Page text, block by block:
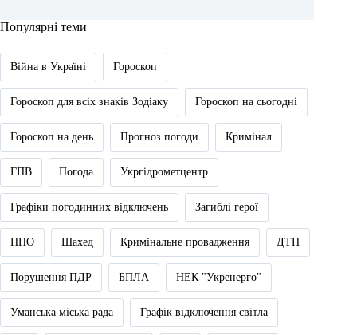
Популярні теми
Війна в Україні Гороскоп
Гороскоп для всіх знаків Зодіаку Гороскоп на сьогодні
Гороскоп на день Прогноз погоди Кримінал
ГПВ Погода Укргідрометцентр
Графіки погодинних відключень Загиблі герої
ППО Шахед Кримінальне провадження ДТП
Порушення ПДР БПЛА НЕК "Укренерго"
Уманська міська рада Графік відключення світла